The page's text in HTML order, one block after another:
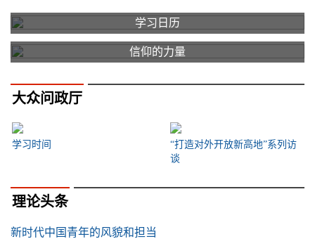
学习日历
信仰的力量
大众问政厅
学习时间
“打造对外开放新高地”系列访
谈
理论头条
新时代中国青年的风貌和担当